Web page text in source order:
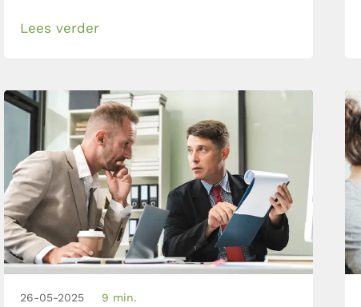
boodschap is duidelijk: ‘goed gedaan’.
compliment!
Lees verder
26-05-2025 9 min.